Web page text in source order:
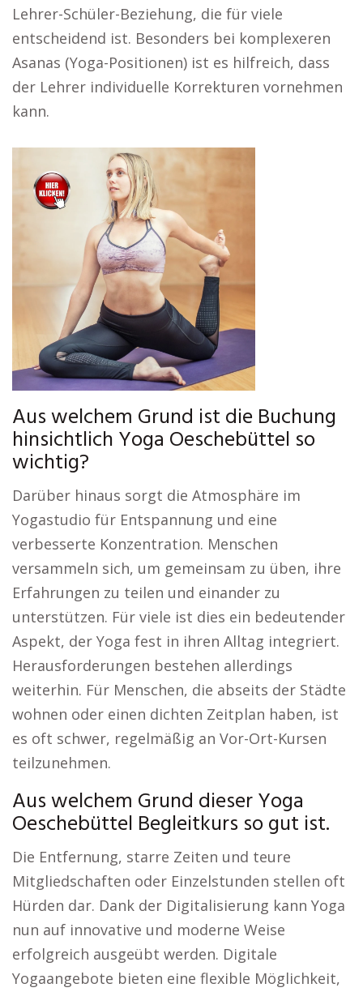
Lehrer-Schüler-Beziehung, die für viele
entscheidend ist. Besonders bei komplexeren
Asanas (Yoga-Positionen) ist es hilfreich, dass
der Lehrer individuelle Korrekturen vornehmen
kann.
Aus welchem Grund ist die Buchung
hinsichtlich Yoga Oeschebüttel so
wichtig?
Darüber hinaus sorgt die Atmosphäre im
Yogastudio für Entspannung und eine
verbesserte Konzentration. Menschen
versammeln sich, um gemeinsam zu üben, ihre
Erfahrungen zu teilen und einander zu
unterstützen. Für viele ist dies ein bedeutender
Aspekt, der Yoga fest in ihren Alltag integriert.
Herausforderungen bestehen allerdings
weiterhin. Für Menschen, die abseits der Städte
wohnen oder einen dichten Zeitplan haben, ist
es oft schwer, regelmäßig an Vor-Ort-Kursen
teilzunehmen.
Aus welchem Grund dieser Yoga
Oeschebüttel Begleitkurs so gut ist.
Die Entfernung, starre Zeiten und teure
Mitgliedschaften oder Einzelstunden stellen oft
Hürden dar. Dank der Digitalisierung kann Yoga
nun auf innovative und moderne Weise
erfolgreich ausgeübt werden. Digitale
Yogaangebote bieten eine flexible Möglichkeit,